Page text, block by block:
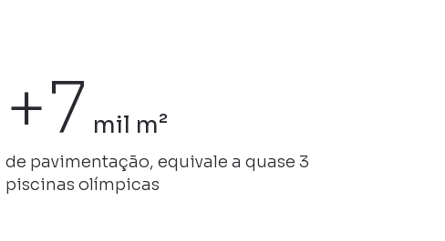
+7 mil m²
de pavimentação, equivale a quase 3
piscinas olímpicas